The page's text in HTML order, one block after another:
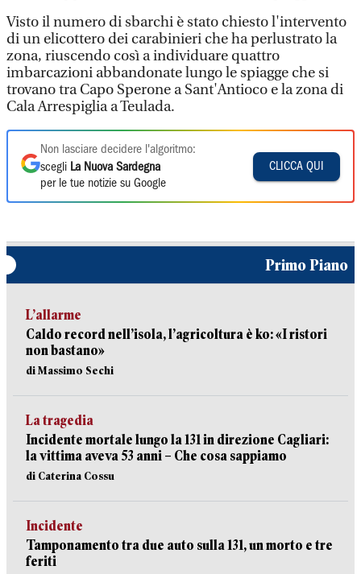
Visto il numero di sbarchi è stato chiesto l'intervento
di un elicottero dei carabinieri che ha perlustrato la
zona, riuscendo così a individuare quattro
imbarcazioni abbandonate lungo le spiagge che si
trovano tra Capo Sperone a Sant'Antioco e la zona di
Cala Arrespiglia a Teulada.
Non lasciare decidere l'algoritmo:
scegli La Nuova Sardegna
per le tue notizie su Google
CLICCA QUI
Primo Piano
L’allarme
Caldo record nell’isola, l’agricoltura è ko: «I ristori
non bastano»
di Massimo Sechi
La tragedia
Incidente mortale lungo la 131 in direzione Cagliari:
la vittima aveva 53 anni – Che cosa sappiamo
di Caterina Cossu
Incidente
Tamponamento tra due auto sulla 131, un morto e tre
feriti